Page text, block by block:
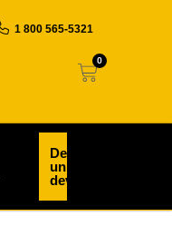
1 800 565-5321
0
Demander
un
devis